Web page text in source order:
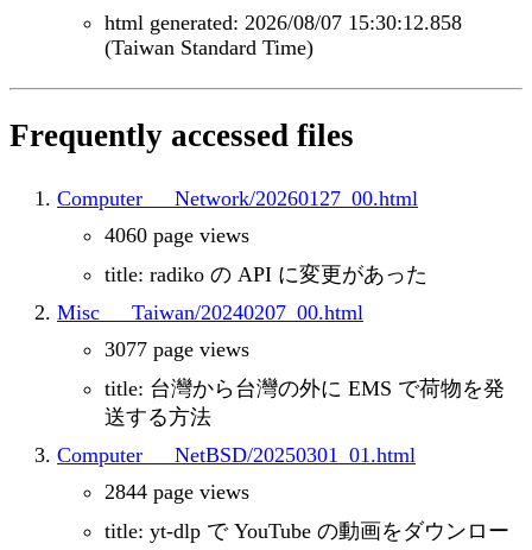
html generated: 2026/08/07 15:30:12.858
(Taiwan Standard Time)
Frequently accessed files
Computer___Network/20260127_00.html
4060 page views
title: radiko の API に変更があった
Misc___Taiwan/20240207_00.html
3077 page views
title: 台灣から台灣の外に EMS で荷物を発
送する方法
Computer___NetBSD/20250301_01.html
2844 page views
title: yt-dlp で YouTube の動画をダウンロー